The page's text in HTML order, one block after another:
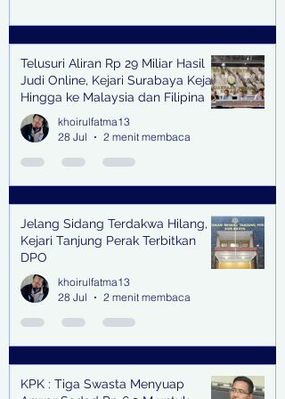
Telusuri Aliran Rp 29 Miliar Hasil
Judi Online, Kejari Surabaya Kejar
Hingga ke Malaysia dan Filipina
khoirulfatma13
28 Jul
2 menit membaca
Jelang Sidang Terdakwa Hilang,
Kejari Tanjung Perak Terbitkan
DPO
khoirulfatma13
28 Jul
2 menit membaca
KPK : Tiga Swasta Menyuap